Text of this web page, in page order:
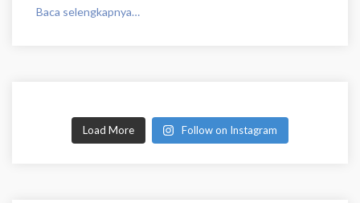
Baca selengkapnya…
Load More Follow on Instagram